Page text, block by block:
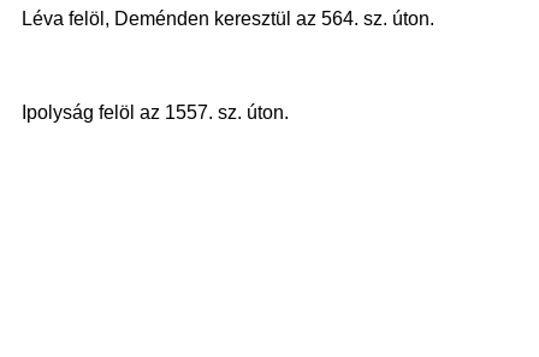
Léva felöl, Deménden keresztül az 564. sz. úton.
Ipolyság felöl az 1557. sz. úton.